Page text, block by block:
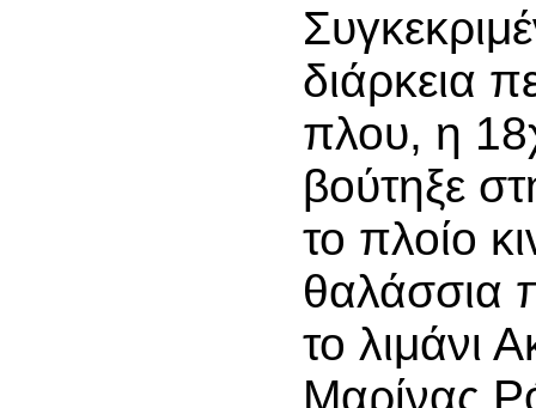
διάρκεια
πλου, η
βούτηξε
το πλοίο
θαλάσσια
το λιμάνι
Μαρίνας